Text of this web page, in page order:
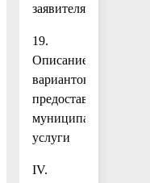
заявителя
19.
Описание
вариантов
предоставления
муниципальной
услуги
IV.